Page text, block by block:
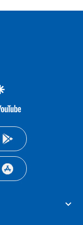
google
youtube-